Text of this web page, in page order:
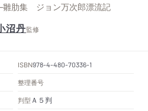
肋集 ジョン万次郎漂流記
沼丹監修
ISBN978-4-480-70336-1
整理番号
判型 Ａ５判